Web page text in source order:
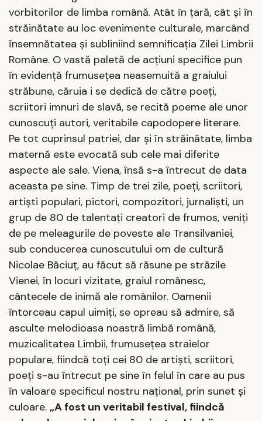
vorbitorilor de limba română. Atât în țară, cât și în
străinătate au loc evenimente culturale, marcând
însemnătatea și subliniind semnificația Zilei Limbrii
Române. O vastă paletă de acțiuni specifice pun
în evidență frumusețea neasemuită a graiului
străbune, căruia i se dedică de către poeți,
scriitori imnuri de slavă, se recită poeme ale unor
cunoscuți autori, veritabile capodopere literare.
Pe tot cuprinsul patriei, dar și în străinătate, limba
maternă este evocată sub cele mai diferite
aspecte ale sale. Viena, însă s-a întrecut de data
aceasta pe sine. Timp de trei zile, poeți, scriitori,
artiști populari, pictori, compozitori, jurnaliști, un
grup de 80 de talentați creatori de frumos, veniți
de pe meleagurile de poveste ale Transilvaniei,
sub conducerea cunoscutului om de cultură
Nicolae Băciuț, au făcut să răsune pe străzile
Vienei, în locuri vizitate, graiul românesc,
cântecele de inimă ale românilor. Oamenii
întorceau capul uimiți, se opreau să admire, să
asculte melodioasa noastră limbă română,
muzicalitatea Limbii, frumusețea straielor
populare, fiindcă toți cei 80 de artiști, scriitori,
poeți s-au întrecut pe sine în felul în care au pus
în valoare specificul nostru național, prin sunet și
culoare. „A fost un veritabil festival, fiindcă